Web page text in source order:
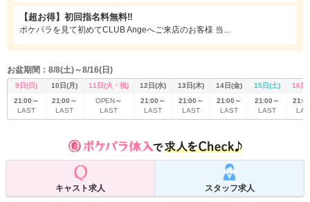
【超お得】初回指名料無料‼️
ポケパラを見て初めてCLUB Angeへご来店のお客様 当...
お盆期間：8/8(土)～8/16(日)
9日(日) 10日(月) 11日(火・祝) 12日(水) 13日(木) 14日(金) 15日(土)
16日
21:00～
LAST
21:00～
LAST
OPEN～
LAST
21:00～
LAST
21:00～
LAST
21:00～
LAST
21:00～
LAST
キャスト求人 スタッフ求人